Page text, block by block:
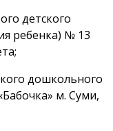
детского
ребенка) № 13
дошкольного
м. Суми,